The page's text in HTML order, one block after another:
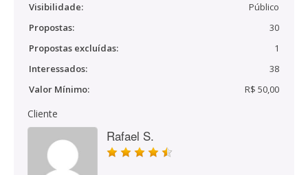
Visibilidade:
Público
Propostas:
30
Propostas excluídas:
1
Interessados:
38
Valor Mínimo:
R$ 50,00
Cliente
Rafael S.